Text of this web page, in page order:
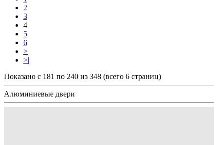
2
3
4
5
6
>
>|
Показано с 181 по 240 из 348 (всего 6 страниц)
Алюминиевые двери